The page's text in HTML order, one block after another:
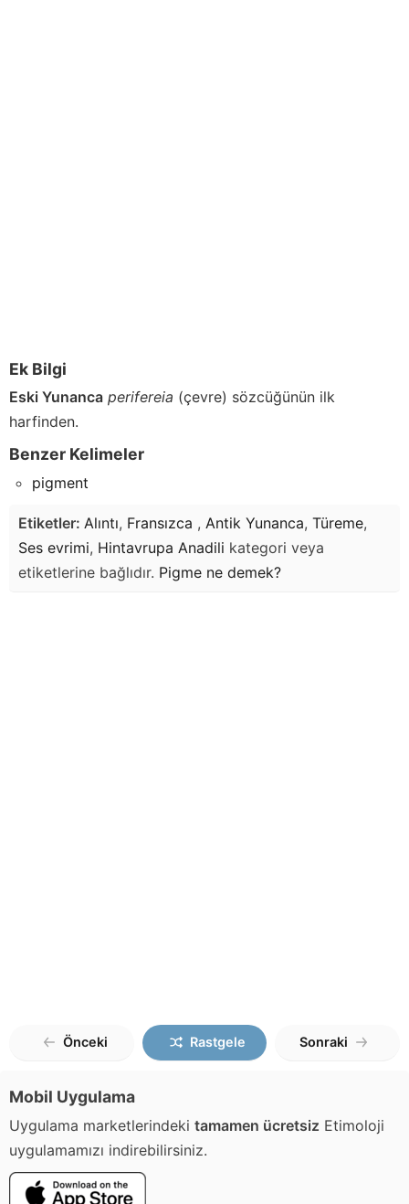
Ek Bilgi
Eski Yunanca perifereia (çevre) sözcüğünün ilk
harfinden.
Benzer Kelimeler
pigment
Etiketler: Alıntı, Fransızca , Antik Yunanca, Türeme,
Ses evrimi, Hintavrupa Anadili kategori veya
etiketlerine bağlıdır. Pigme ne demek?
Önceki Rastgele Sonraki
Mobil Uygulama
Uygulama marketlerindeki tamamen ücretsiz Etimoloji
uygulamamızı indirebilirsiniz.